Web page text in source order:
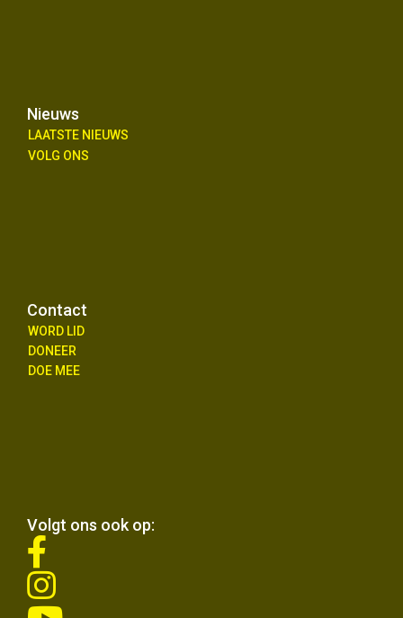
Nieuws
LAATSTE NIEUWS
VOLG ONS
Contact
WORD LID
DONEER
DOE MEE
Volgt ons ook op:
facebook-
f
fab
fa-